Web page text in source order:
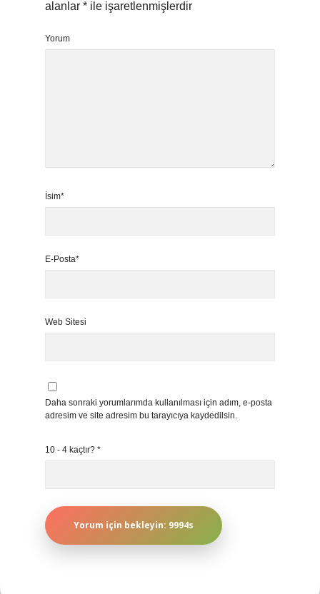
alanlar * ile işaretlenmişlerdir
Yorum
İsim*
E-Posta*
Web Sitesi
Daha sonraki yorumlarımda kullanılması için adım, e-posta
adresim ve site adresim bu tarayıcıya kaydedilsin.
10 - 4 kaçtır? *